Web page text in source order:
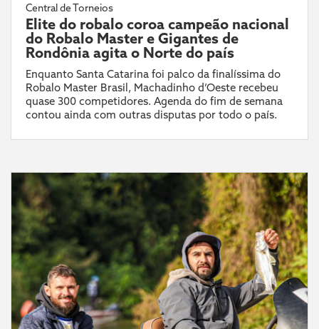
Central de Torneios
Elite do robalo coroa campeão nacional
do Robalo Master e Gigantes de
Rondônia agita o Norte do país
Enquanto Santa Catarina foi palco da finalíssima do
Robalo Master Brasil, Machadinho d’Oeste recebeu
quase 300 competidores. Agenda do fim de semana
contou ainda com outras disputas por todo o país.